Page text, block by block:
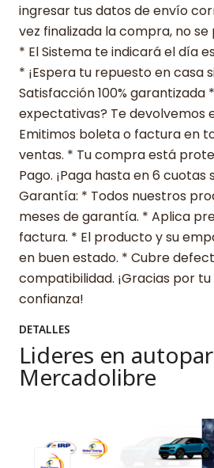
ingresar tus datos de envío
vez finalizada la compra, no
* El Sistema te indicará el día
* ¡Espera tu repuesto en casa
Satisfacción 100% garantizada
expectativas? Te devolvemos
Emitimos boleta o factura en
ventas. * Tu compra está
Pago. ¡Paga hasta en 6 cuotas
Garantía: * Todos nuestros
meses de garantía. * Aplica
factura. * El producto y su
en buen estado. * Cubre
compatibilidad. ¡Gracias por
confianza!
DETALLES
Lideres en
Mercadolibre